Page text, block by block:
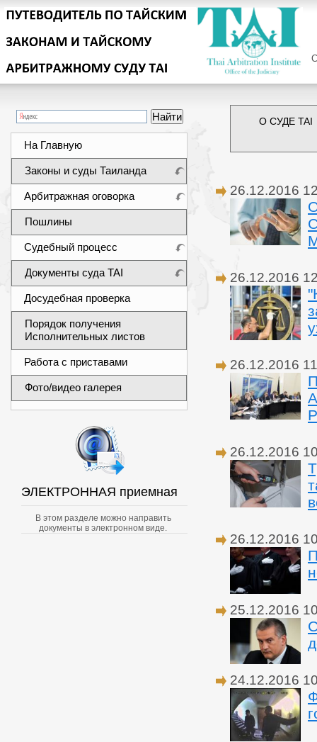
На Главную
Законы и суды Таиланда
Арбитражная оговорка
Пошлины
Судебный процесс
Документы суда TAI
Досудебная проверка
Порядок получения
Исполнительных листов
Работа с приставами
Фото/видео галерея
ЭЛЕКТРОННАЯ приемная
В этом разделе можно направить
документы в электронном виде.
О СУДЕ TAI
26.12.2016
26.12.2016
26.12.2016
26.12.2016
26.12.2016
25.12.2016
24.12.2016